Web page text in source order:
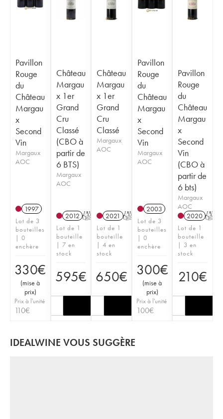
Pavillon
Rouge
du
Château
Margau
x
Second
Vin
Margaux
AOC
1997
Lot de 3
bouteilles
| 0
enchère
330€
(mise à
prix)
Prix à l'unité
110€
Château
Margau
x 1er
Grand
Cru
Classé
(CBO à
partir de
6 BTS)
Margaux
AOC
2012 T
Lot de 1
bouteille
| 7 en
stock
595€
Château
Margau
x 1er
Grand
Cru
Classé
Margaux
AOC
2021 T
Lot de 1
bouteille
| 4 en
stock
650€
Pavillon
Rouge
du
Château
Margau
x
Second
Vin
Margaux
AOC
2003
Lot de 3
bouteilles
| 0
enchère
300€
(mise à
prix)
Prix à l'unité
100€
Pavillon
Rouge
du
Château
Margau
x
Second
Vin
(CBO à
partir de
6 bts)
Margaux
AOC
2020 T
Lot de 1
bouteille
| 3 en
stock
210€
IDEALWINE VOUS SUGGÈRE